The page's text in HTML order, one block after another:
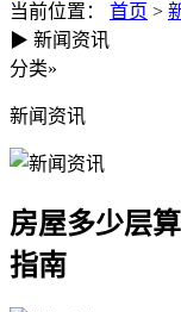
当前位置： 首页 >
房屋多少
▶ 新闻资讯
分类»
新闻资讯
房屋多少层
指南